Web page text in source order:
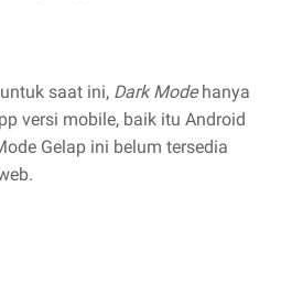
saat ini, Dark Modehanya
versi mobile, baik itu Android
Gelap ini belum tersedia